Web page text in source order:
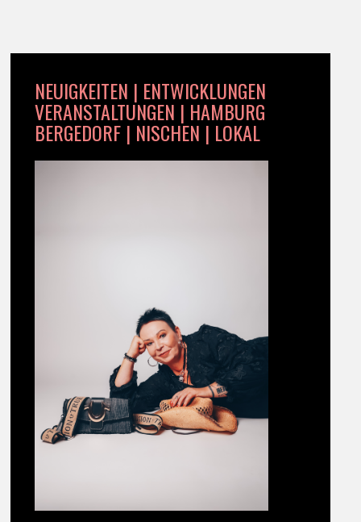
NEUIGKEITEN | ENTWICKLUNGEN
VERANSTALTUNGEN | HAMBURG
BERGEDORF | NISCHEN | LOKAL